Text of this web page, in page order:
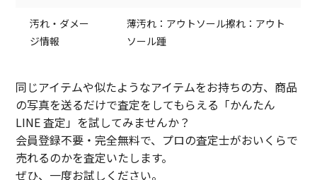
汚れ・ダメー
ジ情報
薄汚れ：アウトソール擦れ：アウト
ソール踵
同じアイテムや似たようなアイテムをお持ちの方、商品
の写真を送るだけで査定をしてもらえる「かんたん
LINE 査定」を試してみませんか？
会員登録不要・完全無料で、プロの査定士がおいくらで
売れるのかを査定いたします。
ぜひ、一度お試しください。